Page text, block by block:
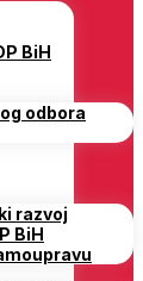
BiH
odbora
razvoj
BiH